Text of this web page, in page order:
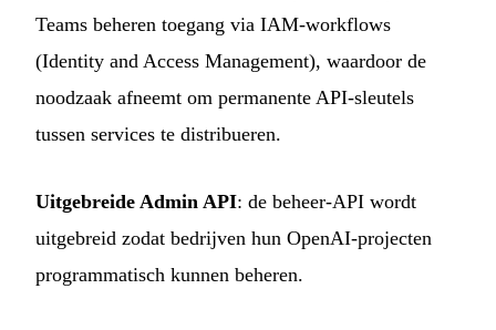
Teams beheren toegang via IAM-workflows
(Identity and Access Management), waardoor de
noodzaak afneemt om permanente API-sleutels
tussen services te distribueren.
Uitgebreide Admin API: de beheer-API wordt
uitgebreid zodat bedrijven hun OpenAI-projecten
programmatisch kunnen beheren.